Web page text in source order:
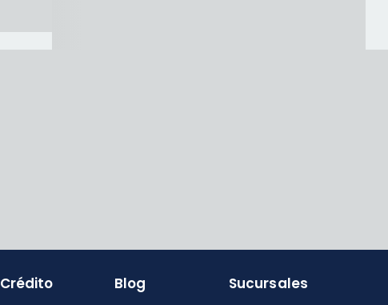
Crédito Blog Sucursales